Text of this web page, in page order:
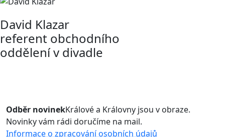
David Klazar
referent obchodního
oddělení v divadle
Odběr novinekKrálové a Královny jsou v obraze.
Novinky vám rádi doručíme na mail.
Informace o zpracování osobních údajů